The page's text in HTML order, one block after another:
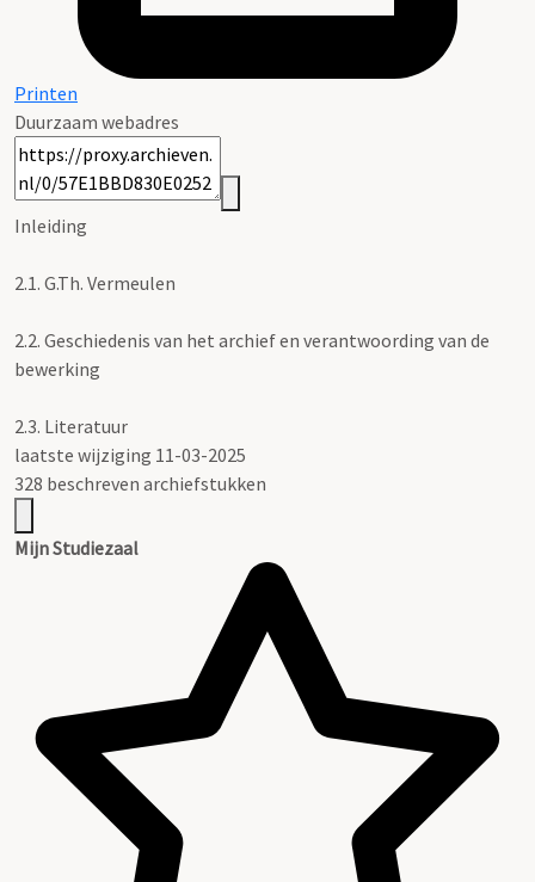
Printen
Duurzaam webadres
Inleiding
2.1. G.Th. Vermeulen
2.2. Geschiedenis van het archief en verantwoording van de
bewerking
2.3. Literatuur
laatste wijziging 11-03-2025
328 beschreven archiefstukken
Mijn Studiezaal